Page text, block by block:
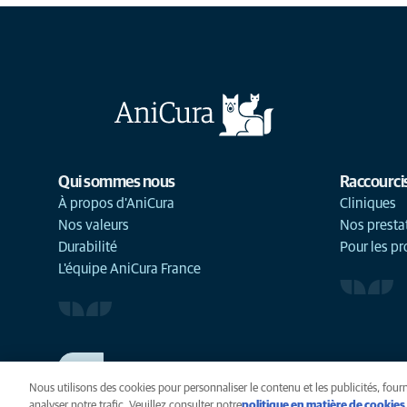
Qui sommes nous
À propos d'AniCura
Nos valeurs
Durabilité
L'équipe AniCura France
Cliniques
Nos
Pour les
Voir nos offres d'emploi
Nous utilisons des cookies pour personnaliser le contenu et les publicités,